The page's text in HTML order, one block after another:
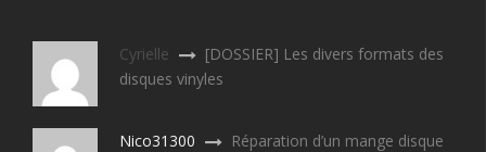
Cyrielle
[DOSSIER] Les divers formats des
disques vinyles
Nico31300
Réparation d’un mange disque